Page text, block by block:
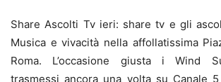
Share Ascolti Tv ieri: share tv e gli
Musica e vivacità nella affollatissima
Roma. L’occasione giusta i Wind
trasmessi ancora una volta su Canale